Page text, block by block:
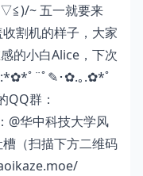
~ 五一就要来
割机的样子，大家
的小白Alice，下次
群：
@华中科技大学风
（扫描下方二维码